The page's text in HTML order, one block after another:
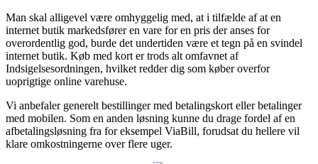
Man skal alligevel være omhyggelig med, at i tilfælde af at en
internet butik markedsfører en vare for en pris der anses for
overordentlig god, burde det undertiden være et tegn på en svindel
internet butik. Køb med kort er trods alt omfavnet af
Indsigelsesordningen, hvilket redder dig som køber overfor
uoprigtige online varehuse.
Vi anbefaler generelt bestillinger med betalingskort eller betalinger
med mobilen. Som en anden løsning kunne du drage fordel af en
afbetalingsløsning fra for eksempel ViaBill, forudsat du hellere vil
klare omkostningerne over flere uger.